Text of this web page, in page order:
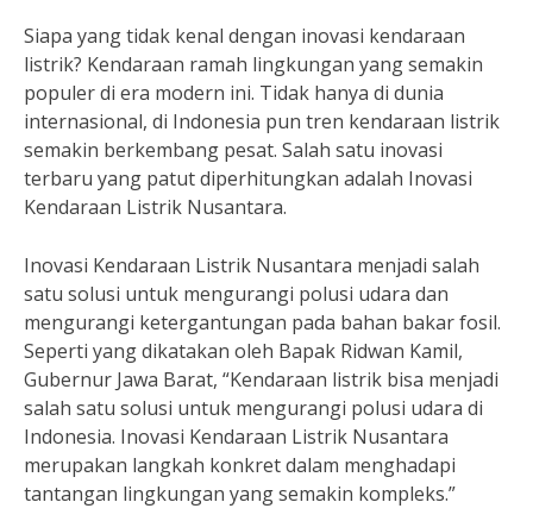
Siapa yang tidak kenal dengan inovasi kendaraan
listrik? Kendaraan ramah lingkungan yang semakin
populer di era modern ini. Tidak hanya di dunia
internasional, di Indonesia pun tren kendaraan listrik
semakin berkembang pesat. Salah satu inovasi
terbaru yang patut diperhitungkan adalah Inovasi
Kendaraan Listrik Nusantara.
Inovasi Kendaraan Listrik Nusantara menjadi salah
satu solusi untuk mengurangi polusi udara dan
mengurangi ketergantungan pada bahan bakar fosil.
Seperti yang dikatakan oleh Bapak Ridwan Kamil,
Gubernur Jawa Barat, “Kendaraan listrik bisa menjadi
salah satu solusi untuk mengurangi polusi udara di
Indonesia. Inovasi Kendaraan Listrik Nusantara
merupakan langkah konkret dalam menghadapi
tantangan lingkungan yang semakin kompleks.”